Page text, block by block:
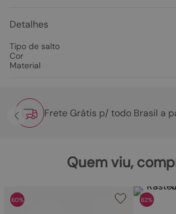
Detalhes
Tipo de salto
Cor
Material
Frete Grátis p/ todo Brasil a
Quem viu,
60% 62%